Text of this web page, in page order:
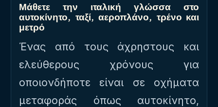
Μάθετε την ιταλική γλώσσα στο
αυτοκίνητο, ταξί, αεροπλάνο, τρένο και
μετρό
Ένας από τους άχρηστους και
ελεύθερους χρόνους για
οποιονδήποτε είναι σε οχήματα
μεταφοράς όπως αυτοκίνητο,